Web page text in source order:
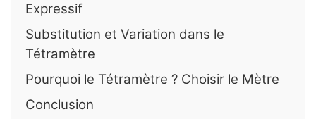
Expressif
Substitution et Variation dans le
Tétramètre
Pourquoi le Tétramètre ? Choisir le Mètre
Conclusion